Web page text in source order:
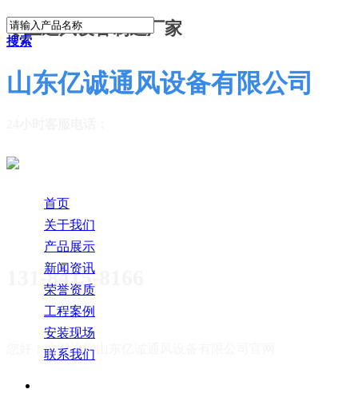
专业通风设备制造厂家
山东亿诚通风设备有限公司
131-8415-8166
您好！欢迎访问
搜索
首页
关于我们
产品展示
新闻资讯
荣誉资质
工程案例
安装现场
联系我们